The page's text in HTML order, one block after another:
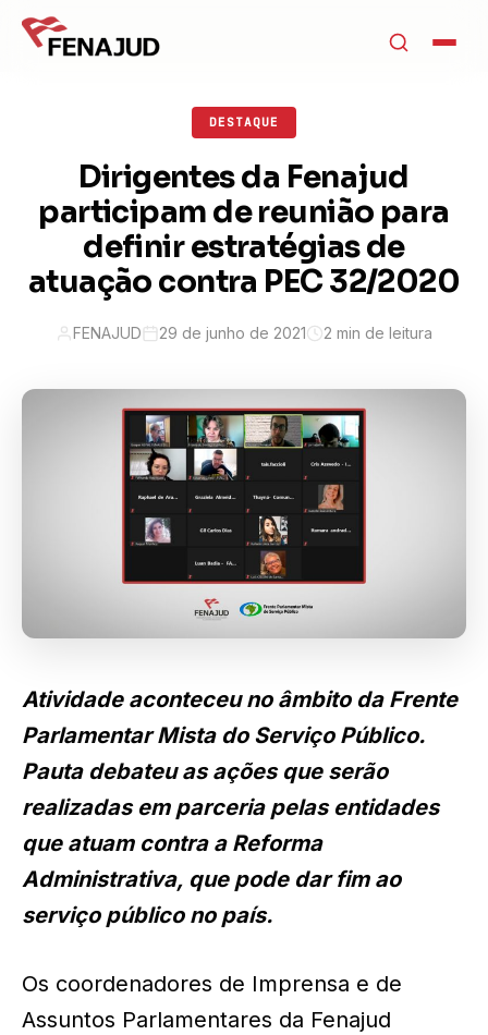
DESTAQUE
Dirigentes da Fenajud
participam de reunião para
definir estratégias de
atuação contra PEC 32/2020
FENAJUD 29 de junho de 2021 2 min de leitura
Atividade aconteceu no âmbito da Frente
Parlamentar Mista do Serviço Público.
Pauta debateu as ações que serão
realizadas em parceria pelas entidades
que atuam contra a Reforma
Administrativa, que pode dar fim ao
serviço público no país.
Os coordenadores de Imprensa e de
Assuntos Parlamentares da Fenajud